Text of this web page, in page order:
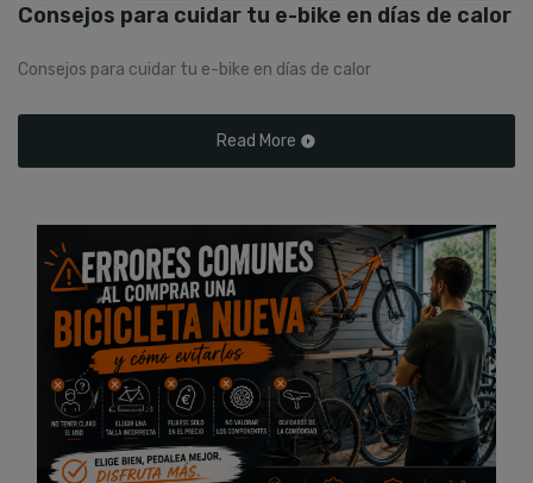
Consejos para cuidar tu e-bike en días de calor
Consejos para cuidar tu e-bike en días de calor
Read More